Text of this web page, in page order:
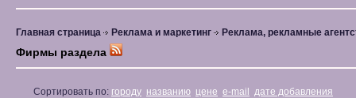
Главная страница Реклама и маркетинг Реклама, рекламные
Фирмы раздела
Сортировать по: городу названию цене e-mail дате добавления